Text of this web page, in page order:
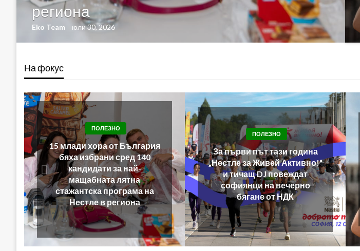
региона
Eko Team юли 30, 2026
На фокус
ПОЛЕЗНО
За първи път тази година
„Нестле за Живей Активно!“
и тичащ DJ повеждат
софиянци на вечерно
бягане от НДК
ПОЛЕЗНО
Нестле Групата отчита 3,6%
органичен ръст през
първото полугодие на 2026
г.